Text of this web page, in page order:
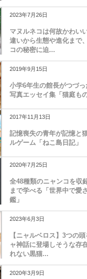
2023年7月26日
マヌルネコは何故かわい
違いから生態や進化まで
コの秘密に迫...
2019年9月15日
小学6年生の館長がつづ
写真エッセイ集「猫庭も
2017年11月13日
記憶喪失の青年が記憶と
ルゲーム「ねこ島日記」
2020年7月25日
全48種類のニャンコを収
まで学べる「世界中で愛
鑑」
2023年6月3日
【ニャルベロス】3つの
ャ神話に登場しそうな存
れない黒猫...
2020年3月9日